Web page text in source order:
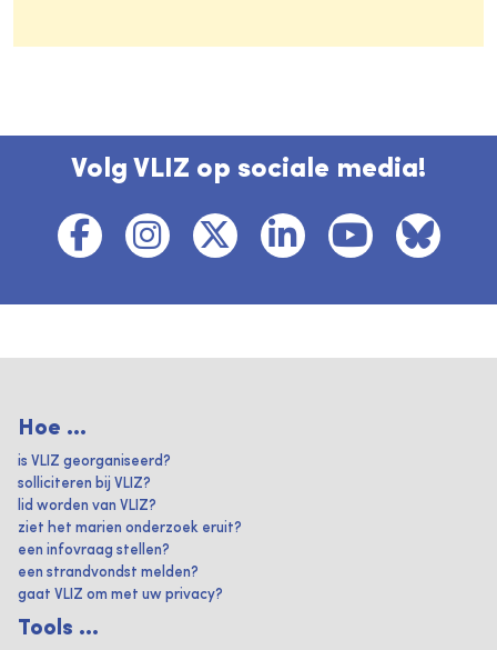
Volg VLIZ op sociale media!
Hoe ...
is VLIZ georganiseerd?
solliciteren bij VLIZ?
lid worden van VLIZ?
ziet het marien onderzoek eruit?
een infovraag stellen?
een strandvondst melden?
gaat VLIZ om met uw privacy?
Tools ...